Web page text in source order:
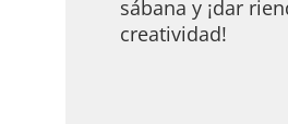
sábana y ¡dar